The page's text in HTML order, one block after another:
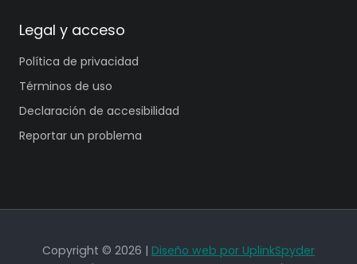
Legal y acceso
Política de privacidad
Términos de uso
Declaración de accesibilidad
Reportar un problema
Copyright © 2026 | Diseño web por UplinkSpyder